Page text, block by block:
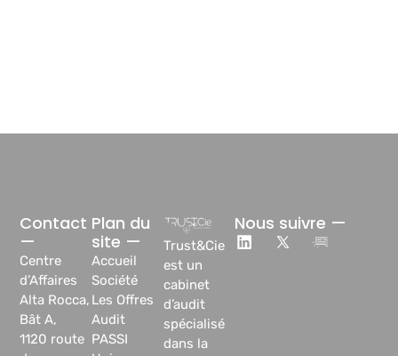
Trust&Cie
est un
cabinet
d’audit
spécialisé
dans la
Plan du
site —
Accueil
Société
Les Offres
Audit
PASSI
Contact
—
Centre
d’Affaires
Alta Rocca,
Bât A,
1120 route
Nous suivre —